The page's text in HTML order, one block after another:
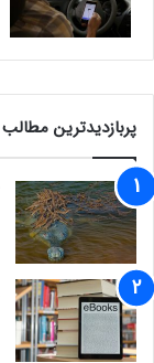
پربازدیدترین مطالب